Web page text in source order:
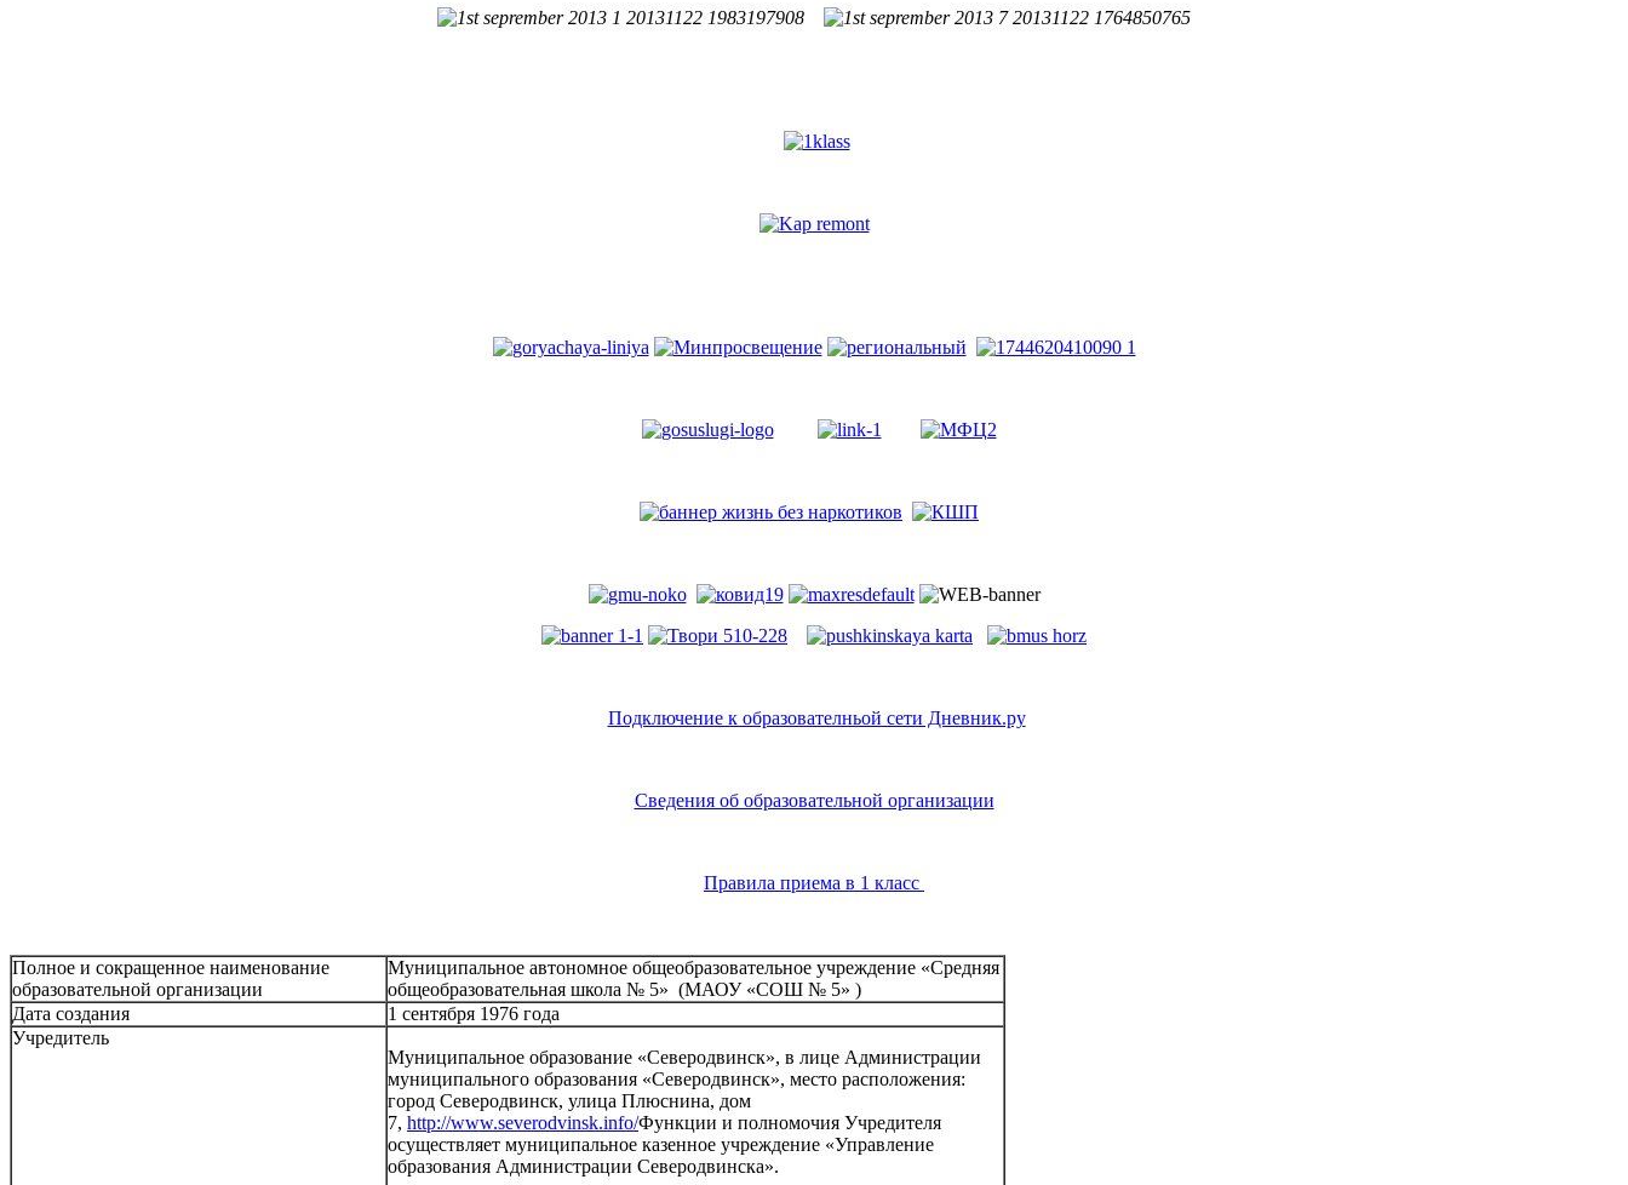
Подключение к образователньой сети Дневник.ру
Сведения об образовательной организации
Правила приема в 1 класс
Полное и сокращенное наименование
образовательной организации
Муниципальное автономное общеобразовательное учреждение «Средняя
общеобразовательная школа № 5» (МАОУ «СОШ № 5» )
Дата создания
1 сентября 1976 года
Учредитель
Муниципальное образование «Северодвинск», в лице Администрации
муниципального образования «Северодвинск», место расположения:
город Северодвинск, улица Плюснина, дом
7, http://www.severodvinsk.info/Функции и полномочия Учредителя
осуществляет муниципальное казенное учреждение «Управление
образования Администрации Северодвинска».